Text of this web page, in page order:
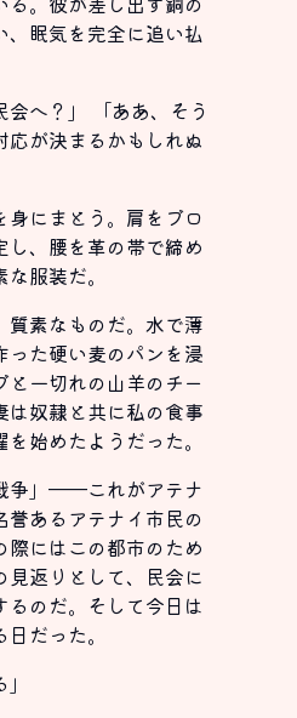
、眠気を完全に追い払
会へ？」 「ああ、そう
応が決まるかもしれぬ
身にまとう。肩をブロ
し、腰を革の帯で締め
服装だ。
質素なものだ。水で薄
った硬い麦のパンを浸
と一切れの山羊のチー
は奴隷と共に私の食事
始めたようだった。
争」──これがアテナ
誉あるアテナイ市民の
際にはこの都市のため
見返りとして、民会に
るのだ。そして今日は
だった。